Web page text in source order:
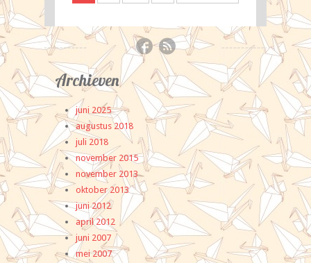
Archieven
juni 2025
augustus 2018
juli 2018
november 2015
november 2013
oktober 2013
juni 2012
april 2012
juni 2007
mei 2007